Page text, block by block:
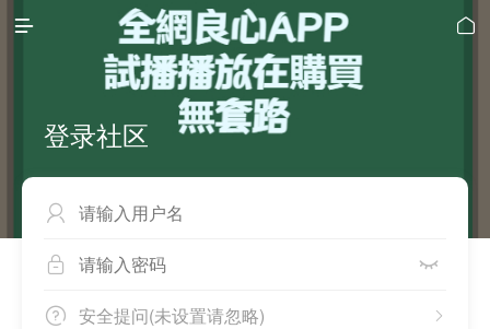
 
登录社区

 
 
安全提问(未设置请忽略)